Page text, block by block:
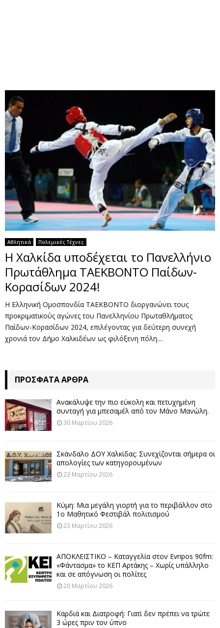
U
Αθλητικά Πολεμικές Τέχνες
Η Χαλκίδα υποδέχεται το Πανελλήνιο
Πρωτάθλημα ΤΑΕΚΒΟΝΤΟ Παίδων-
Κορασίδων 2024!
Η Ελληνική Ομοσπονδία ΤΑΕΚΒΟΝΤΟ διοργανώνει τους
προκριματικούς αγώνες του Πανελληνίου Πρωταθλήματος
Παίδων-Κορασίδων 2024, επιλέγοντας για δεύτερη συνεχή
χρονιά τον Δήμο Χαλκιδέων ως φιλόξενη πόλη....
ΠΡΌΣΦΑΤΑ ΆΡΘΡΑ
Ανακάλυψε την πιο εύκολη και πετυχημένη
συνταγή για μπεσαμέλ από τον Μάνο Μανώλη.
30 Μαρτίου 2026
Σκάνδαλο ΔΟΥ Χαλκίδας: Συνεχίζονται σήμερα οι
απολογίες των κατηγορουμένων
23 Μαρτίου 2026
Κύμη: Μια μεγάλη γιορτή για το περιβάλλον στο
1ο Μαθητικό Φεστιβάλ πολιτισμού
23 Μαρτίου 2026
ΑΠΟΚΛΕΙΣΤΙΚΟ – Καταγγελία στον Evripos 90fm:
«Φάντασμα» το ΚΕΠ Αρτάκης – Χωρίς υπάλληλο
και σε απόγνωση οι πολίτες
20 Μαρτίου 2026
Καρδιά και Διατροφή: Γιατί δεν πρέπει να τρώτε
3 ώρες πριν τον ύπνο